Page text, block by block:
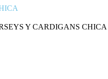
Y CARDIGANS CHICA